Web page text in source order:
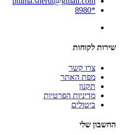
*8980
שירות לקוחות
צרו קשר
מפת האתר
תקנון
מדיניות הפרטיות
ביטולים
החשבון שלי